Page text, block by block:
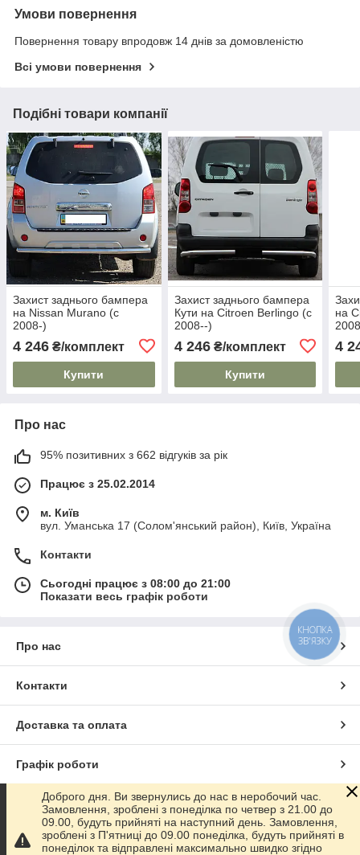
Умови повернення
Повернення товару впродовж 14 днів за домовленістю
Всі умови повернення
Подібні товари компанії
Захист заднього бампера
на Nissan Murano (c
2008-)
4 246 ₴/комплект
Купити
Захист заднього бампера
Кути на Citroen Berlingo (c
2008--)
4 246₴/комплект
Купити
на
4
Про нас
95% позитивних з 662 відгуків за рік
Працює з 25.02.2014
м. Київ
вул. Уманська 17 (Солом'янський район), Київ, Україна
Контакти
Сьогодні працює з 08:00 до 21:00
Показати весь графік роботи
Про нас
Контакти
Доставка та оплата
Графік роботи
Повна версія сайту
Сайт створено на маркетплейсіProm.ua
Доброго дня. Ви звернулись до нас в неробочий час.
Замовлення, зроблені з понеділка по четвер з 21.00 до
09.00, будуть прийняті на наступний день. Замовлення,
зроблені з П'ятниці до 09.00 понеділка, будуть прийняті в
понеділок та відправлені максимально швидко згідно
КНОПКА
ЗВ'ЯЗКУ